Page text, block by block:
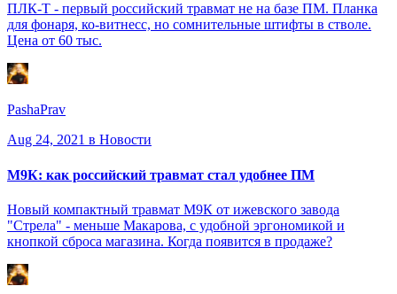
ПЛК-Т - первый российский травмат не на базе ПМ. Планка
для фонаря, ко-витнесс, но сомнительные штифты в стволе.
Цена от 60 тыс.
PashaPrav
Aug 24, 2021 в Новости
М9К: как российский травмат стал удобнее ПМ
Новый компактный травмат М9К от ижевского завода
"Стрела" - меньше Макарова, с удобной эргономикой и
кнопкой сброса магазина. Когда появится в продаже?